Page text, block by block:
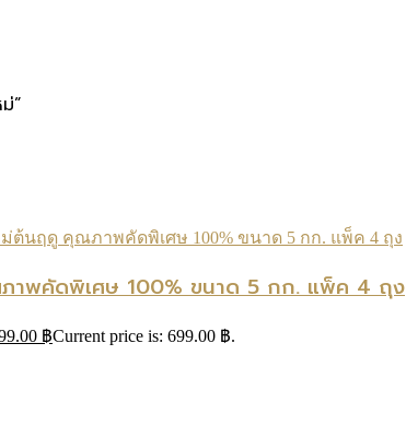
”
าพคัดพิเศษ 100% ขนาด 5 กก. แพ็ค 4 ถุง
฿Current price is: 699.00 ฿.